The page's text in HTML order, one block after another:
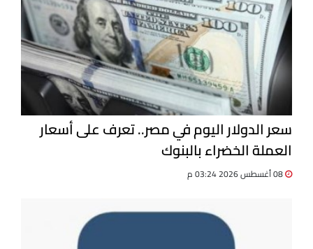
سعر الدولار اليوم في مصر.. تعرف على أسعار
العملة الخضراء بالبنوك